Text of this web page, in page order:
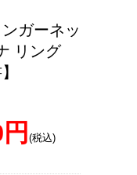
ガーネッ
リング
円(税込)